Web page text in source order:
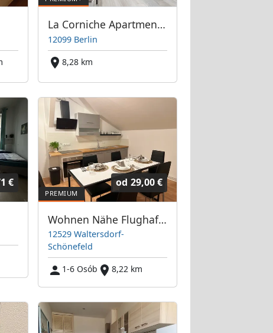
La Corniche Apartments GmbH "feel at home"
12099 Berlin
8,28 km
€ od 29,00 €
Wohnen Nähe Flughafen
12529 Waltersdorf-
Schönefeld
1-6 Osób
8,22 km